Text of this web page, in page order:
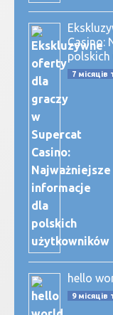
Casino:
7 місяців
hello
9 місяців